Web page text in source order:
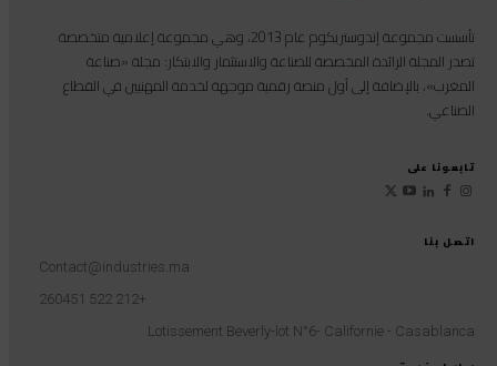
اتصل بنا
Contact@industries.ma
+212 522 260451
Lotissement Beverly-lot N°6- Californie - Casablanca
تأسست مجموعة إندوستريكوم عام 2013، وهي مجموعة إعلامية متخصصة
تصدر المجلة الرائدة المخصصة للصناعة والاستثمار والابتكار: مجلة «صناعة
المغرب»، بالإضافة إلى أول منصة رقمية موجهة لخدمة المهنيين في القطاع
الصناعي.
تابعونا على